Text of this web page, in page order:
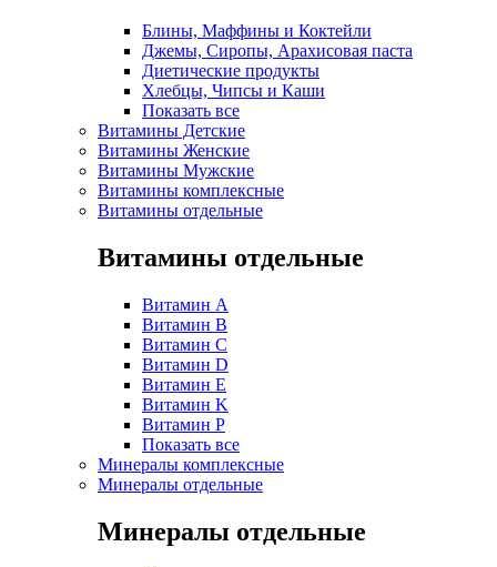
Блины, Маффины и Коктейли
Джемы, Сиропы, Арахисовая паста
Диетические продукты
Хлебцы, Чипсы и Каши
Показать все
Витамины Детские
Витамины Женские
Витамины Мужские
Витамины комплексные
Витамины отдельные
Витамины отдельные
Витамин A
Витамин B
Витамин C
Витамин D
Витамин E
Витамин K
Витамин P
Показать все
Минералы комплексные
Минералы отдельные
Минералы отдельные